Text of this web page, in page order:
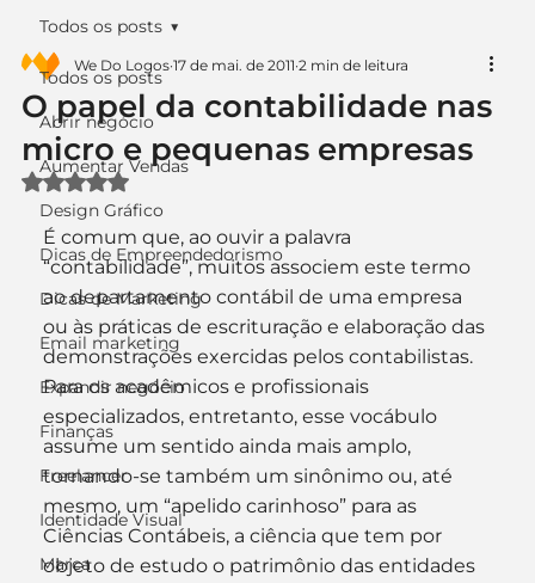
Todos os posts
Abrir negócio
Aumentar Vendas
Design Gráfico
Dicas de Empreendedorismo
Dicas de Marketing
Email marketing
Expandir negócio
Finanças
Freelancer
Identidade Visual
Marca
Todos os posts
O papel da contabilidade nas
micro e pequenas empresas
We Do Logos 17 de mai. de 2011 2 min de leitura
Avaliado com NaN de 5 estrelas.
É comum que, ao ouvir a palavra
“contabilidade”, muitos associem este termo
ao departamento contábil de uma empresa
ou às práticas de escrituração e elaboração das
demonstrações exercidas pelos contabilistas.
Para os acadêmicos e profissionais
especializados, entretanto, esse vocábulo
assume um sentido ainda mais amplo,
tornando-se também um sinônimo ou, até
mesmo, um “apelido carinhoso” para as
Ciências Contábeis, a ciência que tem por
objeto de estudo o patrimônio das entidades